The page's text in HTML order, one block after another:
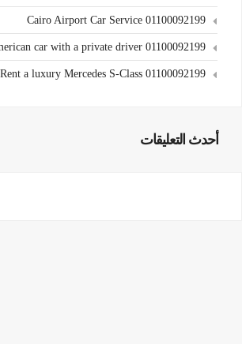
Cairo Airport Car Service 01100092199
car with a private driver 01100092199
Rent a luxury Mercedes S-Class 01100092199
أحدث التعليقات